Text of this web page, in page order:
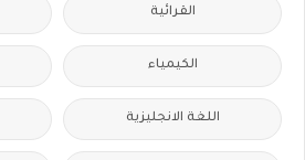
القرائية
الكيمياء
اللغة الانجليزية